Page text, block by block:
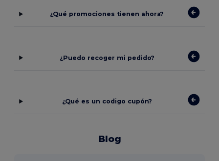
¿Qué promociones tienen ahora?
¿Puedo recoger mi pedido?
¿Qué es un codigo cupón?
Blog